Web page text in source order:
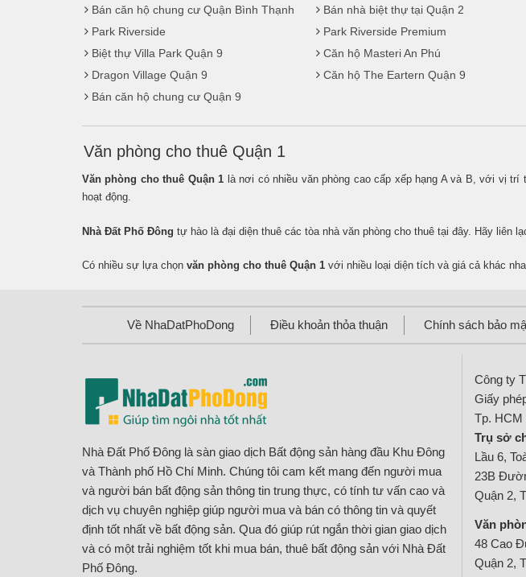
Bán căn hộ chung cư Quận Bình Thạnh
Bán nhà biệt thự tại Quận 2
Park Riverside
Park Riverside Premium
Biệt thự Villa Park Quận 9
Căn hộ Masteri An Phú
Dragon Village Quận 9
Căn hộ The Eartern Quận 9
Bán căn hộ chung cư Quận 9
Văn phòng cho thuê Quận 1
Văn phòng cho thuê Quận 1 là nơi có nhiều văn phòng cao cấp xếp hạng A và B, với vị
hoạt động.
Nhà Đất Phố Đông tự hào là đại diện thuê các tòa nhà văn phòng cho thuê tại đây. Hãy liên
Có nhiều sự lựa chọn văn phòng cho thuê Quận 1 với nhiều loại diện tích và giá cả khác
Về NhaDatPhoDong Điều khoản thỏa thuận Chính sách bảo
Nhà Đất Phố Đông là sàn giao dịch Bất động sản hàng đầu Khu Đông
và Thành phố Hồ Chí Minh. Chúng tôi cam kết mang đến người mua
và người bán bất động sản thông tin trung thực, có tính tư vấn cao và
dịch vụ chuyên nghiệp giúp người mua và bán có thông tin và quyết
định tốt nhất về bất động sản. Qua đó giúp rút ngắn thời gian giao dịch
và có một trải nghiệm tốt khi mua bán, thuê bất động sản với Nhà Đất
Phố Đông.
Công ty
Giấy
Tp. HCM
Trụ sở
Lầu 6,
23B
Quận 2,
Văn
48 Cao
Quận 2,